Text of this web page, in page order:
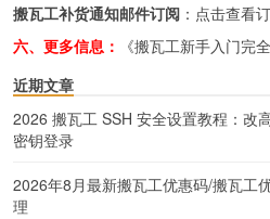
搬瓦工补货通知邮件订阅 ： 点击查看
六、更多信息：
《搬瓦工新手入门完
近期文章
2026 搬瓦工 SSH 安全设置教程：改
密钥登录
2026年8月最新搬瓦工优惠码/搬瓦工
理